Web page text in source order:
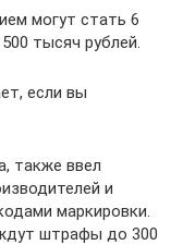
могут стать 6
тысяч рублей.
если вы
также ввел
и
маркировки.
штрафы до 300